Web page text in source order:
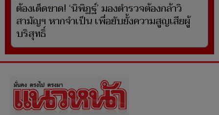
ต้องเด็ดขาด! ‘นิพิฏฐ์’ มองตำรวจต้องกล้าวิ
สามัญฯ หากจำเป็น เพื่อยับยั้งความสูญเสียผู้
บริสุทธิ์